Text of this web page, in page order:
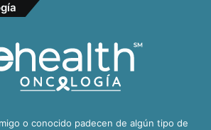
o conocido padecen de algún tipo de